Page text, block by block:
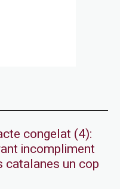
congelat (4):
incompliment
catalanes un cop